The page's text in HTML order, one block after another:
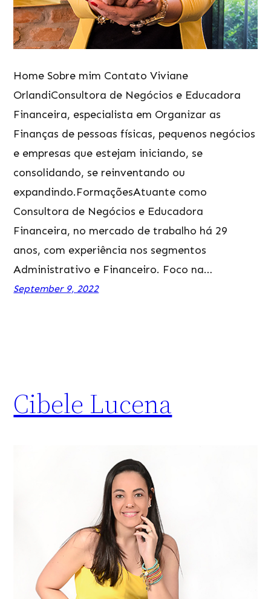
Home Sobre mim Contato Viviane
OrlandiConsultora de Negócios e Educadora
Financeira, especialista em Organizar as
Finanças de pessoas físicas, pequenos negócios
e empresas que estejam iniciando, se
consolidando, se reinventando ou
expandindo.FormaçõesAtuante como
Consultora de Negócios e Educadora
Financeira, no mercado de trabalho há 29
anos, com experiência nos segmentos
Administrativo e Financeiro. Foco na…
September 9, 2022
Cibele Lucena